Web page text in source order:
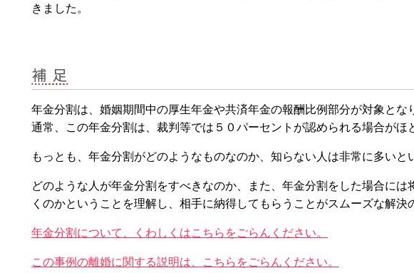
きました。
年金分割は、婚姻期間中の厚生年金や共済年金の報酬比例部分が対象とな
通常、この年金分割は、裁判等では５０パーセントが認められる場合がほ
もっとも、年金分割がどのようなものなのか、知らない人は非常に多いと
どのような人が年金分割をすべきなのか、また、年金分割をした場合に
くのかということを理解し、相手に納得してもらうことがスムーズな解決
年金分割について、くわしくはこちらをごらんください。
この事例の離婚に関する説明は、こちらをごらんください。